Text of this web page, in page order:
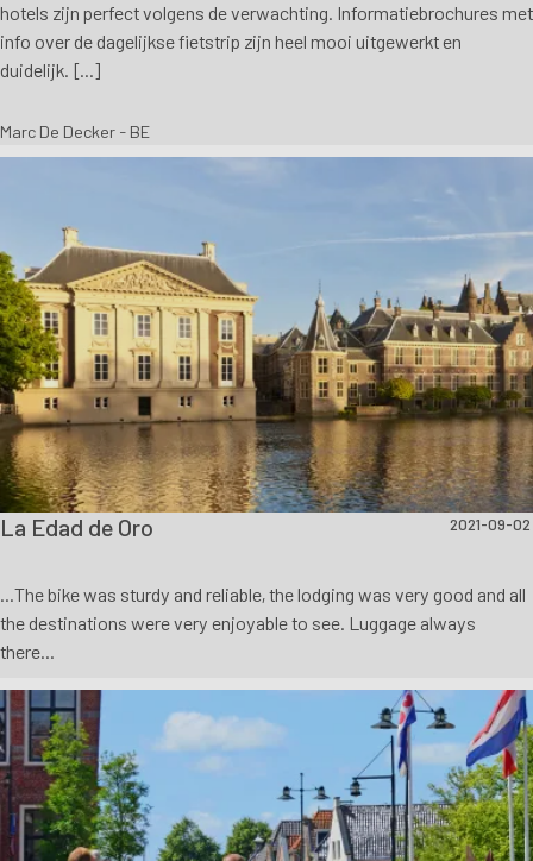
hotels zijn perfect volgens de verwachting. Informatiebrochures met
info over de dagelijkse fietstrip zijn heel mooi uitgewerkt en
duidelijk. [...]
Marc De Decker - BE
La Edad de Oro 2021-09-02
...The bike was sturdy and reliable, the lodging was very good and all
the destinations were very enjoyable to see. Luggage always
there...